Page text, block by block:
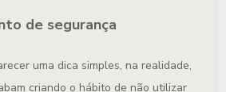
de segurança
uma dica simples, na realidade,
criando o hábito de não utilizar